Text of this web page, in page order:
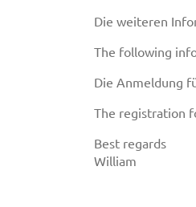
Die weiteren
The following
Die Anmeldung
The registration
Best regards
William